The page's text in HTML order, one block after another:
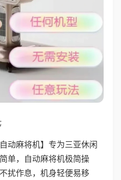
动麻将机】专为三亚休闲
单，自动麻将机极简操
扰作息，机身轻便易移